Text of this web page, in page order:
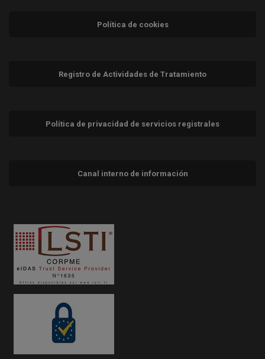
Política de cookies
Registro de Actividades de Tratamiento
Política de privacidad de servicios registrales
Canal interno de información